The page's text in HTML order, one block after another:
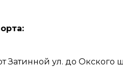
Затинной ул. до Окского